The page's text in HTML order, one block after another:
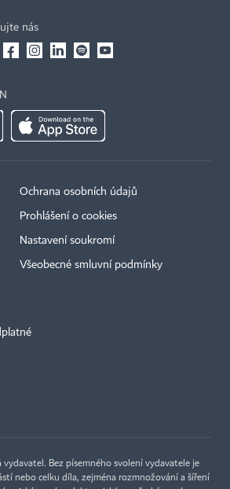
nás
Ochrana osobních údajů
Prohlášení o cookies
Nastavení soukromí
Všeobecné smluvní podmínky
Bez písemného svolení vydavatele je
nebo celku díla, zejména rozmnožování a šíření